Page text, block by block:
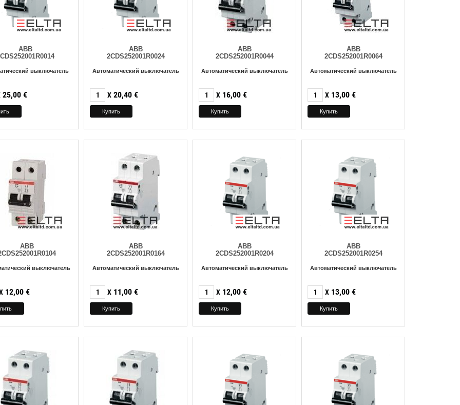
ABB
выключатель
25,00 €
ABB
2CDS252001R0024
Автоматический выключатель
X 20,40 €
ABB
2CDS252001R0044
Автоматический выключатель
X 16,00 €
ABB
2CDS252001R0064
Автоматический выключатель
X 13,00 €
ABB
выключатель
12,00 €
ABB
2CDS252001R0164
Автоматический выключатель
X 11,00 €
ABB
2CDS252001R0204
Автоматический выключатель
X 12,00 €
ABB
2CDS252001R0254
Автоматический выключатель
X 13,00 €